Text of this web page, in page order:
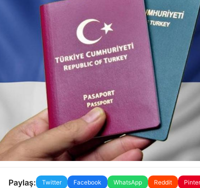
Paylaş: Twitter Facebook WhatsApp Reddit